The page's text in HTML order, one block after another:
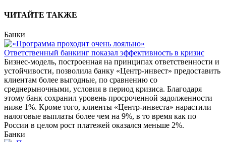
ЧИТАЙТЕ ТАКЖЕ
Банки
Ответственный банкинг показал эффективность в кризис
Бизнес-модель, построенная на принципах ответственности и
устойчивости, позволила банку «Центр-инвест» предоставить
клиентам более выгодные, по сравнению со
среднерыночными, условия в период кризиса. Благодаря
этому банк сохранил уровень просроченной задолженности
ниже 1%. Кроме того, клиенты «Центр-инвеста» нарастили
налоговые выплаты более чем на 9%, в то время как по
России в целом рост платежей оказался меньше 2%.
Банки